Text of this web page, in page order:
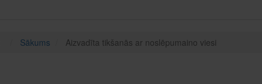
Sākums Aizvadīta tikšanās ar noslēpumaino viesi